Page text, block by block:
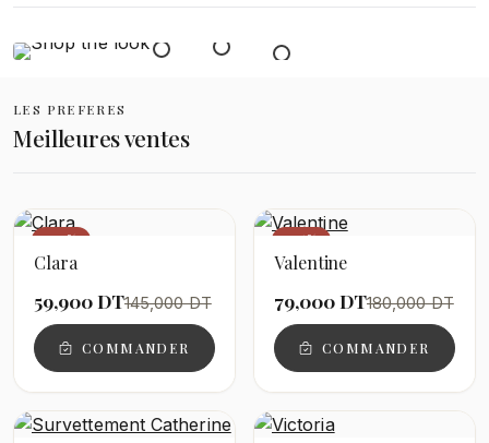
LES PREFERES
Meilleures ventes
−59%
Clara
59,900 DT145,000 DT
COMMANDER
−56%
Valentine
79,000 DT180,000 DT
COMMANDER